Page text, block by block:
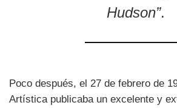
Hudson”.
Poco después, el 27 de febrero de
Artística publicaba un excelente y